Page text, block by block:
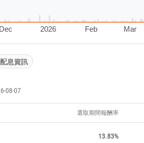
Dec 2026 Feb Mar
配息資訊
08-07
選取期間報酬率
13.83%